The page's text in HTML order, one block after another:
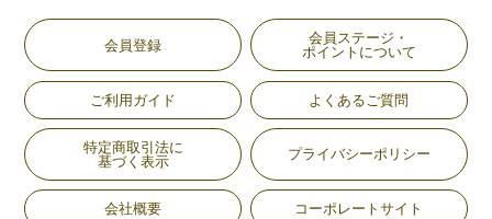
会員登録
会員ステージ・
ポイントについて
ご利用ガイド よくあるご質問
特定商取引法に
基づく表示
プライバシーポリシー
会社概要 コーポレートサイト